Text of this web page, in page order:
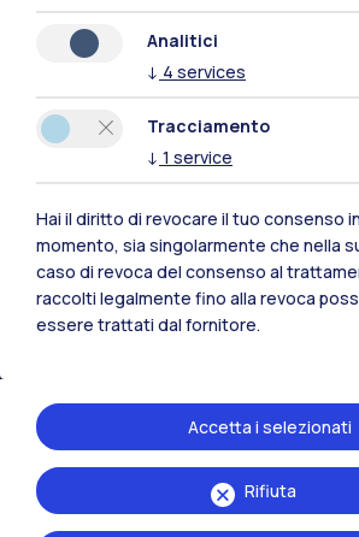
Polimi Community
Tutti i siti dell’ecosistema
Analitici
↓ 4 services
Tracciamento
↓ 1 service
Hai il diritto di revocare il tuo consenso
momento, sia singolarmente che nella
caso di revoca del consenso al
raccolti legalmente fino alla revoca
essere trattati dal fornitore.
Rifiuta
Accetta i selezionati